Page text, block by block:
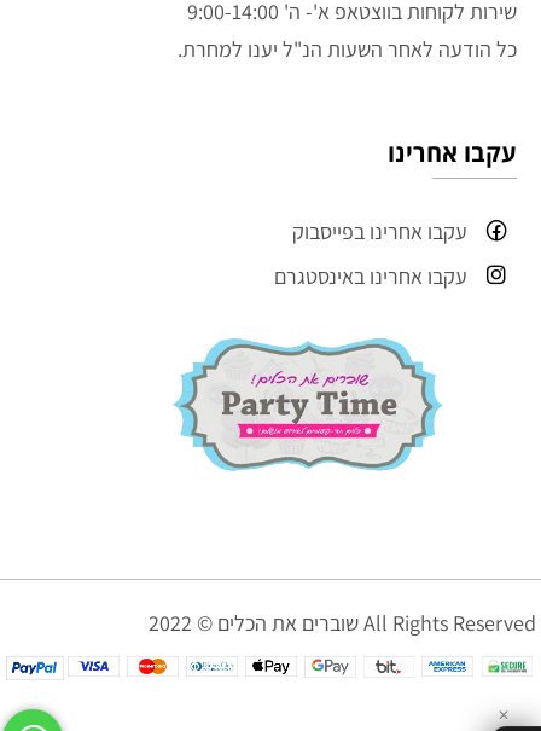
שירות לקוחות בווצטאפ א'- ה' 9:00-14:00
כל הודעה לאחר השעות הנ"ל יענו למחרת.
עקבו אחרינו
עקבו אחרינו בפייסבוק
עקבו אחרינו באינסטגרם
שוברים את הכלים © 2022 All Rights Reserved
✕